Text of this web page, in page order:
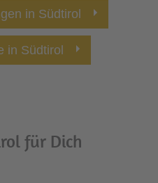
in Südtirol
in Südtirol
für Dich